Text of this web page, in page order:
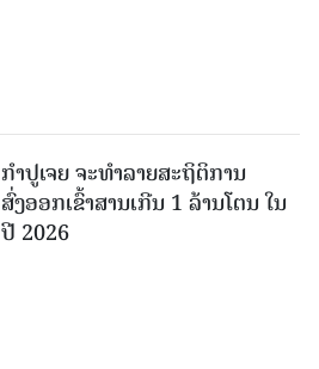
ກຳປູເຈຍ ຈະທຳລາຍສະຖິຕິການ
ສົ່ງອອກເຂົ້າສານເກີນ 1 ລ້ານໂຕນ ໃນ
ປີ 2026